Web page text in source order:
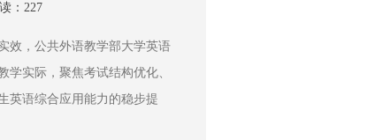
： 227
效，公共外语教学部大学英语
实际，聚焦考试结构优化、
英语综合应用能力的稳步提